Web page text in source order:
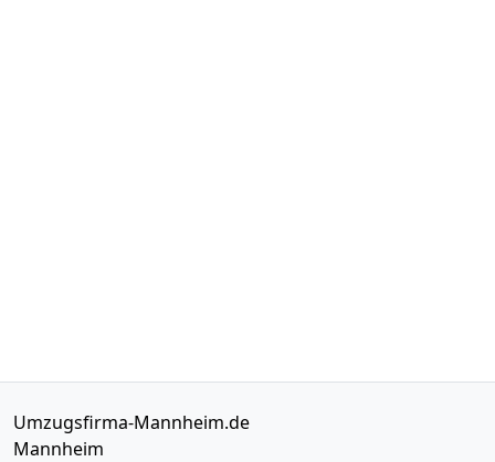
Umzugsfirma-Mannheim.de
Mannheim